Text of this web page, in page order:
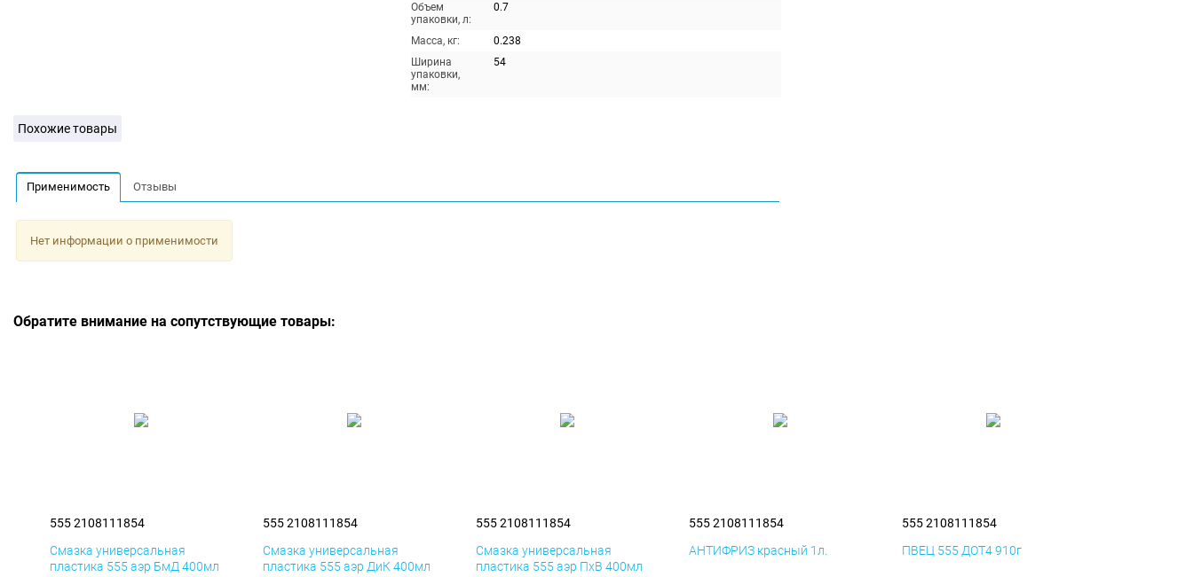
Объем
упаковки, л:
0.7
Масса, кг:
0.238
Ширина
упаковки,
мм:
54
Похожие товары
Применимость Отзывы
Нет информации о применимости
Обратите внимание на сопутствующие товары:
555 2108111854
Смазка универсальная
пластика 555 аэр БмД 400мл
555 2108111854
Смазка универсальная
пластика 555 аэр ДиК 400мл
555 2108111854
Смазка универсальная
пластика 555 аэр ПхВ 400мл
555 2108111854
АНТИФРИЗ красный 1л.
555 2108111854
ПВЕЦ 555 ДОТ4 910г